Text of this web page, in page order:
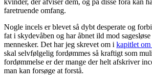
faretruende omfang.
Nogle incels er blevet så dybt desperate og
fat i skydevåben og har åbnet ild mod
mennesker. Det har jeg skrevet om i kapitlet
skal selvfølgelig fordømmes så kraftigt som
fordømmelse er der mange der helt afskriver
man kan forsøge at forstå.